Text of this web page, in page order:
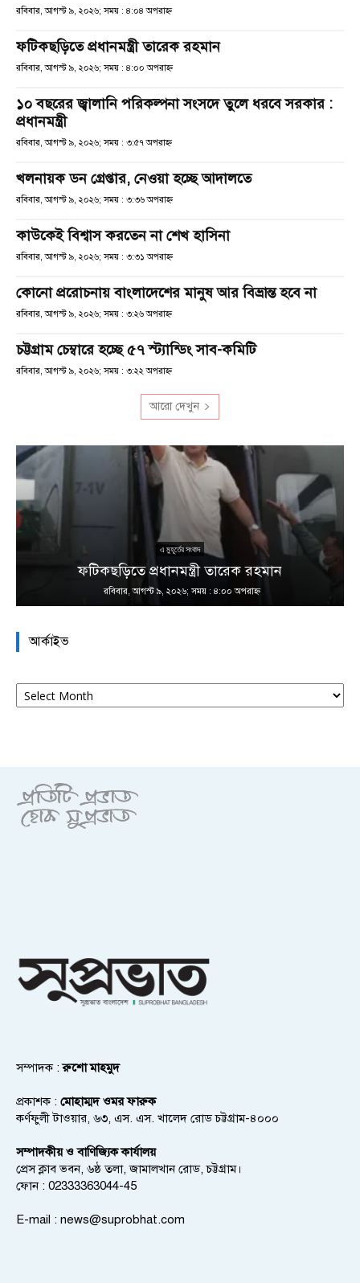
রবিবার, আগস্ট ৯, ২০২৬; সময় : ৪:০৪ অপরাহ্ণ
ফটিকছড়িতে প্রধানমন্ত্রী তারেক রহমান
রবিবার, আগস্ট ৯, ২০২৬; সময় : ৪:০০ অপরাহ্ণ
১০ বছরের জ্বালানি পরিকল্পনা সংসদে তুলে ধরবে সরকার :
প্রধানমন্ত্রী
রবিবার, আগস্ট ৯, ২০২৬; সময় : ৩:৫৭ অপরাহ্ণ
খলনায়ক ডন গ্রেপ্তার, নেওয়া হচ্ছে আদালতে
রবিবার, আগস্ট ৯, ২০২৬; সময় : ৩:৩৬ অপরাহ্ণ
কাউকেই বিশ্বাস করতেন না শেখ হাসিনা
রবিবার, আগস্ট ৯, ২০২৬; সময় : ৩:৩১ অপরাহ্ণ
কোনো প্ররোচনায় বাংলাদেশের মানুষ আর বিভ্রান্ত হবে না
রবিবার, আগস্ট ৯, ২০২৬; সময় : ৩:২৬ অপরাহ্ণ
চট্টগ্রাম চেম্বারে হচ্ছে ৫৭ স্ট্যান্ডিং সাব-কমিটি
রবিবার, আগস্ট ৯, ২০২৬; সময় : ৩:২২ অপরাহ্ণ
আরো দেখুন
এ মুহূর্তের সংবাদ
ফটিকছড়িতে প্রধানমন্ত্রী তারেক রহমান
রবিবার, আগস্ট ৯, ২০২৬; সময় : ৪:০০ অপরাহ্ণ
আর্কাইভ
আর্কাইভ
সম্পাদক :রুশো মাহমুদ
প্রকাশক : মোহাম্মদ ওমর ফারুক
কর্ণফুলী টাওয়ার, ৬৩, এস. এস. খালেদ রোড চট্টগ্রাম-৪০০০
সম্পাদকীয় ও বাণিজ্যিক কার্যালয়
প্রেস ক্লাব ভবন, ৬ষ্ঠ তলা, জামালখান রোড, চট্টগ্রাম।
ফোন : 02333363044-45
E-mail : news@suprobhat.com